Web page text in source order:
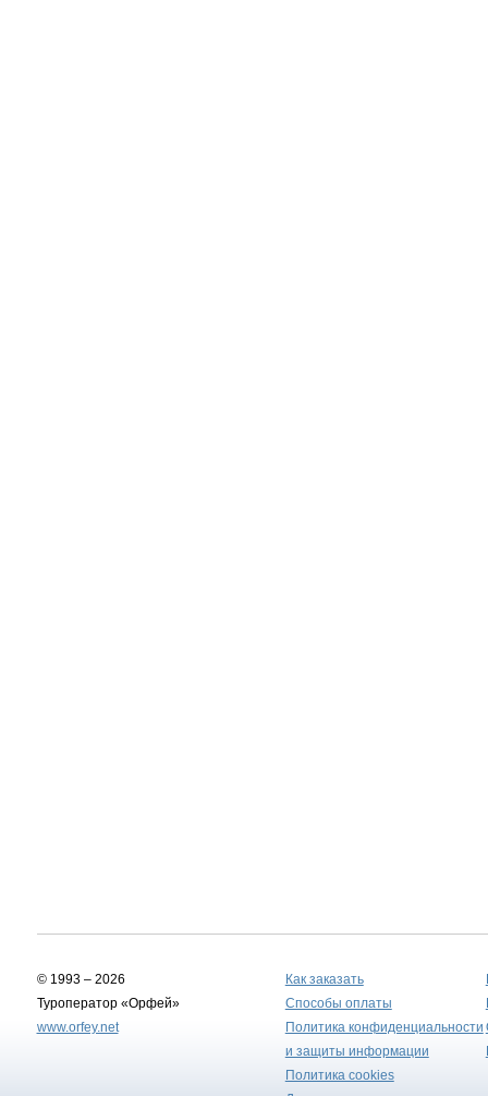
© 1993 – 2026
Туроператор «Орфей»
www.orfey.net
Как заказать
Способы оплаты
Политика конфиденциальности
и защиты информации
Политика cookies